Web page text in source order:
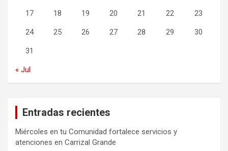
17 18 19 20 21 22 23
24 25 26 27 28 29 30
31
« Jul
Entradas recientes
Miércoles en tu Comunidad fortalece servicios y
atenciones en Carrizal Grande